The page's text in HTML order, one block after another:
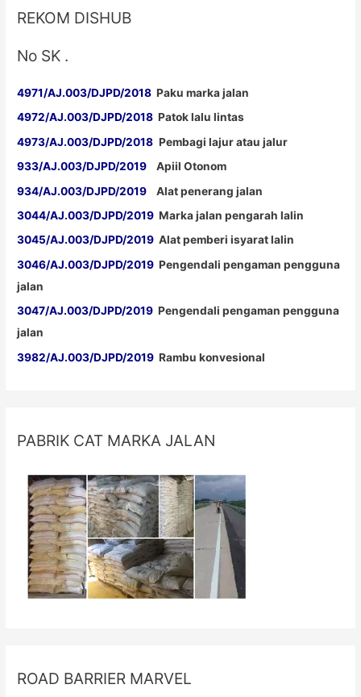
REKOM DISHUB
No SK .
4971/AJ.003/DJPD/2018 Paku marka jalan
4972/AJ.003/DJPD/2018 Patok lalu lintas
4973/AJ.003/DJPD/2018 Pembagi lajur atau jalur
933/AJ.003/DJPD/2019 Apiil Otonom
934/AJ.003/DJPD/2019 Alat penerang jalan
3044/AJ.003/DJPD/2019 Marka jalan pengarah lalin
3045/AJ.003/DJPD/2019 Alat pemberi isyarat lalin
3046/AJ.003/DJPD/2019 Pengendali pengaman pengguna
jalan
3047/AJ.003/DJPD/2019 Pengendali pengaman pengguna
jalan
3982/AJ.003/DJPD/2019 Rambu konvesional
PABRIK CAT MARKA JALAN
ROAD BARRIER MARVEL